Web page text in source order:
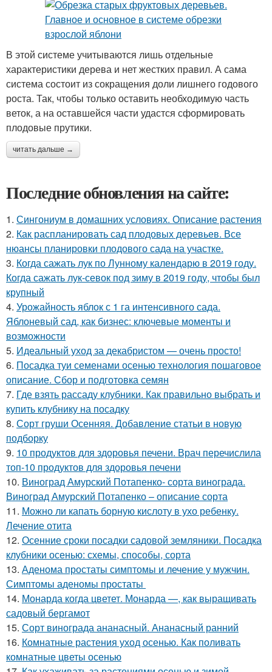
В этой системе учитываются лишь отдельные
характеристики дерева и нет жестких правил. А сама
система состоит из сокращения доли лишнего годового
роста. Так, чтобы только оставить необходимую часть
веток, а на оставшейся части удастся сформировать
плодовые прутики.
читать дальше →
Последние обновления на сайте:
1. Сингониум в домашних условиях. Описание растения
2. Как распланировать сад плодовых деревьев. Все
нюансы планировки плодового сада на участке.
3. Когда сажать лук по Лунному календарю в 2019 году.
Когда сажать лук-севок под зиму в 2019 году, чтобы был
крупный
4. Урожайность яблок с 1 га интенсивного сада.
Яблоневый сад, как бизнес: ключевые моменты и
возможности
5. Идеальный уход за декабристом — очень просто!
6. Посадка туи семенами осенью технология пошаговое
описание. Сбор и подготовка семян
7. Где взять рассаду клубники. Как правильно выбрать и
купить клубнику на посадку
8. Сорт груши Осенняя. Добавление статьи в новую
подборку
9. 10 продуктов для здоровья печени. Врач перечислила
топ-10 продуктов для здоровья печени
10. Виноград Амурский Потапенко- сорта винограда.
Виноград Амурский Потапенко – описание сорта
11. Можно ли капать борную кислоту в ухо ребенку.
Лечение отита
12. Осенние сроки посадки садовой земляники. Посадка
клубники осенью: схемы, способы, сорта
13. Аденома простаты симптомы и лечение у мужчин.
Симптомы аденомы простаты
14. Монарда когда цветет. Монарда —, как выращивать
садовый бергамот
15. Сорт винограда ананасный. Ананасный ранний
16. Комнатные растения уход осенью. Как поливать
комнатные цветы осенью